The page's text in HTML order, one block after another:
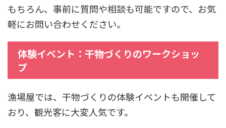
もちろん、事前に質問や相談も可能ですので、お気
軽にお問い合わせください。
体験イベント：干物づくりのワークショッ
プ
漁場屋では、干物づくりの体験イベントも開催して
おり、観光客に大変人気です。